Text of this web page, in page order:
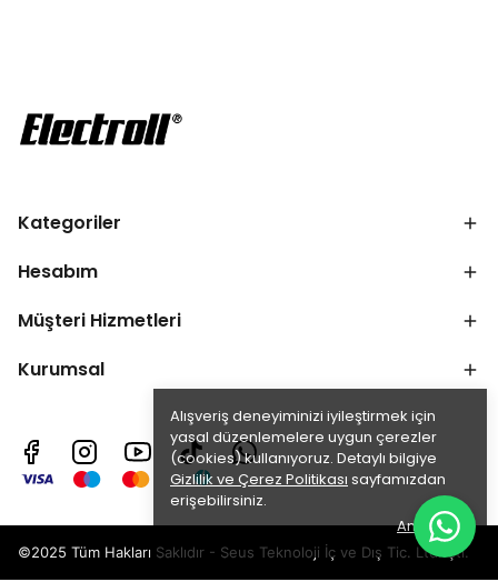
Alışveriş deneyiminizi iyileştirmek için
yasal düzenlemelere uygun çerezler
(cookies) kullanıyoruz. Detaylı bilgiye
Gizlilik ve Çerez Politikası sayfamızdan
erişebilirsiniz.
Anladım
Kategoriler
Hesabım
Müşteri Hizmetleri
Kurumsal
©2025 Tüm Hakları Saklıdır - Seus Teknoloji İç ve Dış Tic. Ltd. Şti.